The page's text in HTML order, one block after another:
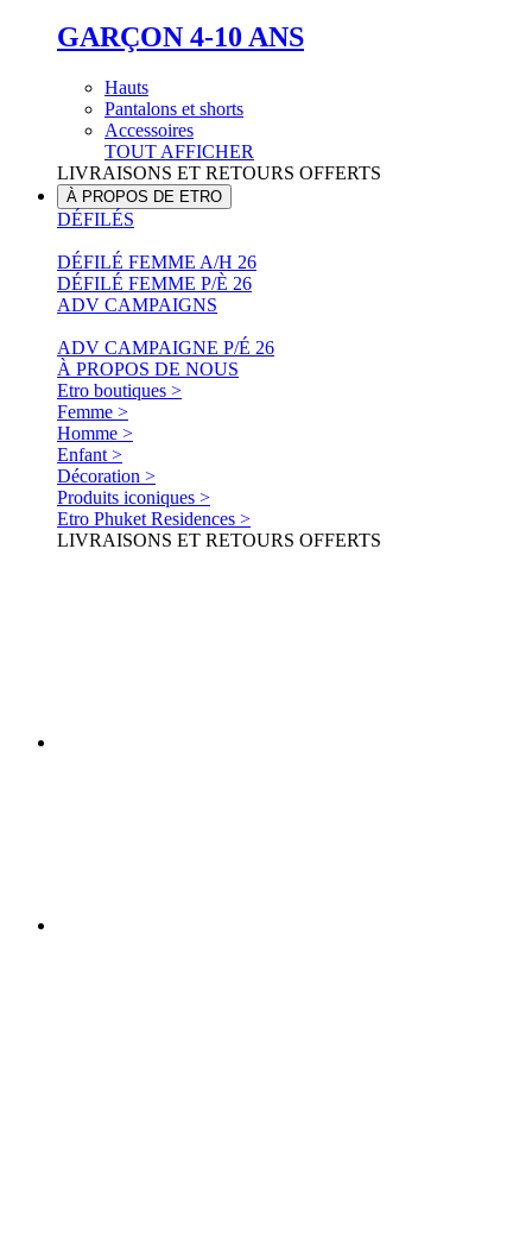
GARÇON 4-10 ANS
Hauts
Pantalons et shorts
Accessoires
TOUT AFFICHER
LIVRAISONS ET RETOURS OFFERTS
À PROPOS DE ETRO
DÉFILÉS
DÉFILÉ FEMME A/H 26
DÉFILÉ FEMME P/È 26
ADV CAMPAIGNS
ADV CAMPAIGNE P/É 26
À PROPOS DE NOUS
Etro boutiques >
Femme >
Homme >
Enfant >
Décoration >
Produits iconiques >
Etro Phuket Residences >
LIVRAISONS ET RETOURS OFFERTS